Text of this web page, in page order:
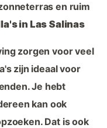
en ruim
in Las Salinas
zorgen voor veel
zijn ideaal voor
Je hebt
kan ook
Dat is ook